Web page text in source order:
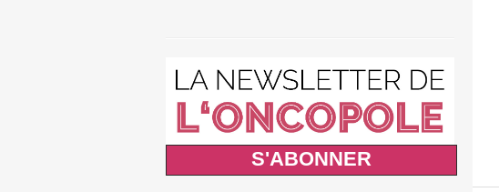
S'ABONNER